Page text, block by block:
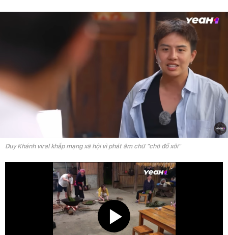
Duy Khánh viral khắp mạng xã hội vì phát âm chữ "chõ đồ xôi"